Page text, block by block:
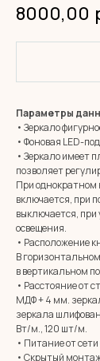
8000,00
Параметры
• Зеркало
• Фоновая LED-
• Зеркало имеет
позволяет
При однократном
включается, при
выключается, при
освещения.
• Расположение
В
в вертикальном
• Расстояние от
МДФ + 4 мм.
зеркала
Вт/м., 120 шт/м.
• Питание от
• Скрытый